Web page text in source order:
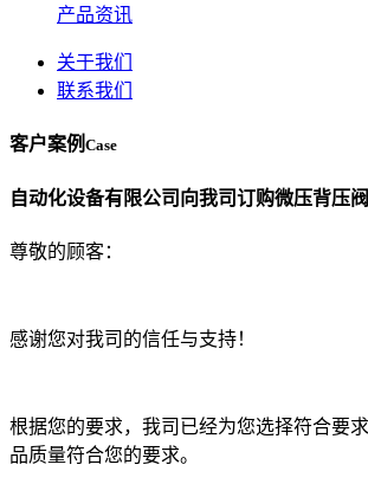
产品资讯
关于我们
联系我们
客户案例 Case
自动化设备有限公司向我司订购微压背压阀
尊敬的顾客：
感谢您对我司的信任与支持！
根据您的要求，我司已经为您选择符合要
品质量符合您的要求。